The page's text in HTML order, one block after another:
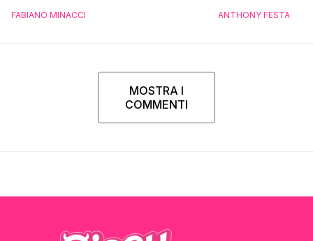
Ferrero”
FABIANO MINACCI ANTHONY FESTA
MOSTRA I
COMMENTI